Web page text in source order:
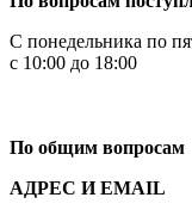
С понедельника по
с 10:00 до 18:00
По общим вопросам
АДРЕС И EMAIL